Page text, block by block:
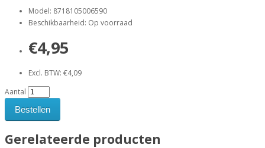
Model: 8718105006590
Beschikbaarheid: Op voorraad
€4,95
Excl. BTW: €4,09
Aantal
Bestellen
Gerelateerde producten